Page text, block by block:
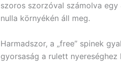
szoros szorzóval számolva
nulla környékén áll meg.
Harmadszor, a „free” spinek
gyorsaság a rulett